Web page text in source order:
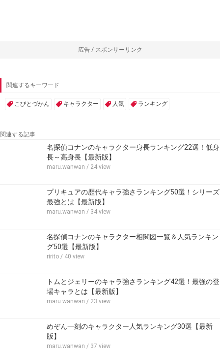
広告 / スポンサーリンク
関連するキーワード
こびとづかん キャラクター 人気 ランキング
関連する記事
名探偵コナンのキャラクター身長ランキング22選！低身
長～高身長【最新版】
maru.wanwan / 24 view
プリキュアの歴代キャラ強さランキング50選！シリーズ
最強とは【最新版】
maru.wanwan / 34 view
名探偵コナンのキャラクター相関図一覧＆人気ランキン
グ50選【最新版】
ririto / 40 view
トムとジェリーのキャラ強さランキング42選！最強の登
場キャラとは【最新版】
maru.wanwan / 23 view
めぞん一刻のキャラクター人気ランキング30選【最新
版】
maru.wanwan / 37 view